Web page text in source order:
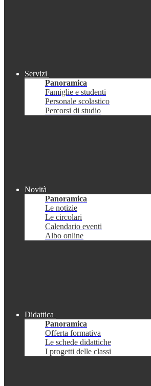
Servizi
Panoramica
Famiglie e studenti
Personale scolastico
Percorsi di studio
Novità
Panoramica
Le notizie
Le circolari
Calendario eventi
Albo online
Didattica
Panoramica
Offerta formativa
Le schede didattiche
I progetti delle classi